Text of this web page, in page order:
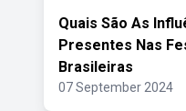
Quais São As
Presentes Nas
Brasileiras
07 September 2024